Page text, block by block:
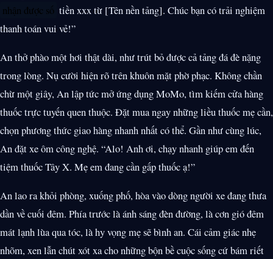
nhận được số tiền xxx từ [Tên nền tảng]. Chúc bạn có trải nghiệm
thanh toán vui vẻ!”
An thở phào một hơi thật dài, như trút bỏ được cả tảng đá đè nặng
trong lòng. Nụ cười hiện rõ trên khuôn mặt phờ phạc. Không chần
chừ một giây, An lập tức mở ứng dụng MoMo, tìm kiếm cửa hàng
thuốc trực tuyến quen thuộc. Đặt mua ngay những liều thuốc mẹ cần,
chọn phương thức giao hàng nhanh nhất có thể. Gần như cùng lúc,
An đặt xe ôm công nghệ. “Alo! Anh ơi, chạy nhanh giúp em đến
tiệm thuốc Tây X. Mẹ em đang cần gấp thuốc ạ!”
An lao ra khỏi phòng, xuống phố, hòa vào dòng người xe đang thưa
dần về cuối đêm. Phía trước là ánh sáng đèn đường, là cơn gió đêm
mát lạnh lùa qua tóc, là hy vọng mẹ sẽ bình an. Cái cảm giác nhẹ
nhõm, xen lẫn chút xót xa cho những bộn bề cuộc sống cứ bám riết